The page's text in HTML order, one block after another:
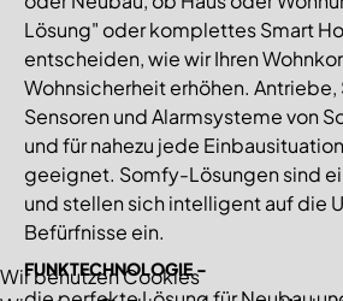
Lösung" oder komplettes Smart
entscheiden, wie wir Ihren
Wohnsicherheit erhöhen. Antriebe,
Sensoren und Alarmsysteme von
und für nahezu jede
geeignet. Somfy-Lösungen sind
und stellen sich intelligent auf die
Befürfnisse ein.
FUNKTECHNOLOGIE -
Wir benutzen Cookies